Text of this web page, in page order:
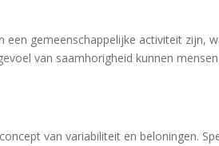
een gemeenschappelijke activiteit zijn,
van saamhorigheid kunnen
van variabiliteit en beloningen.